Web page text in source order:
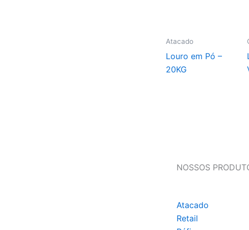
Atacado
Louro em Pó –
20KG
NOSSOS
Atacado
Retail